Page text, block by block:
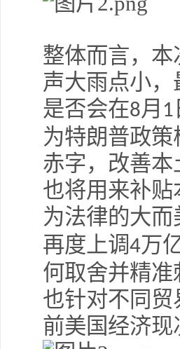
整体而言，
声大雨点小
是否会在8月 1
为特朗普政
赤字，改善
也将用来补
为法律的大而
再度上调4万
何取舍并精
也针对不同
前美国经济现